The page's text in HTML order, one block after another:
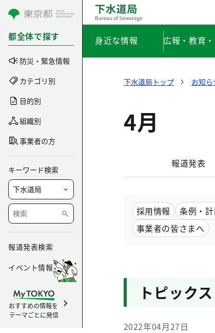
コンテンツにスキップ
都全体で探す
防災・緊急情報
カテゴリ別
目的別
組織別
事業者の方
キーワード検索
報道発表検索
イベント情報
おすすめの情報を
テーマごとに発信
身近な情報 広報・教育
下水道局トップ お知ら
4月
報道発表
採用情報 条例・
事業者の皆さまへ
トピックス
2022年04月27日